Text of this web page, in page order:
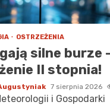
OSTRZEŻENIA
silne burze
II stopnia!
7 sierpnia 2026
i Gospodarki